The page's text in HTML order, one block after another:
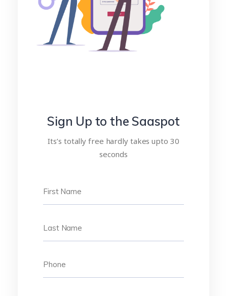
Sign Up to the Saaspot
Its’s totally free hardly takes upto 30
seconds